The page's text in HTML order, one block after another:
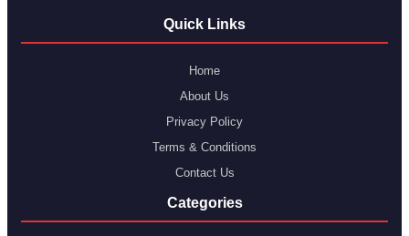
Quick Links
Home
About Us
Privacy Policy
Terms & Conditions
Contact Us
Categories